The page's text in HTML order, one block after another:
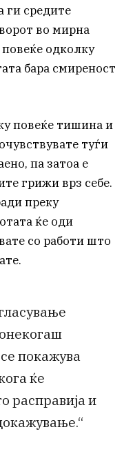
ги средите
во мирна
одколку
бара смиреност
повеќе тишина и
туѓи
па затоа е
грижи врз себе.
преку
ќе оди
со работи што
покажува
ќе
расправија и